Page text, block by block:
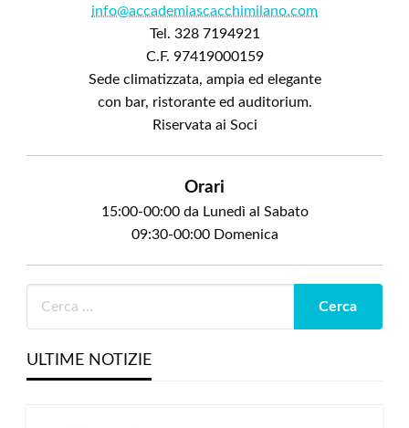
info@accademiascacchimilano.com
Tel. 328 7194921
C.F. 97419000159
Sede climatizzata, ampia ed elegante
con bar, ristorante ed auditorium.
Riservata ai Soci
Orari
15:00-00:00 da Lunedì al Sabato
09:30-00:00 Domenica
ULTIME NOTIZIE